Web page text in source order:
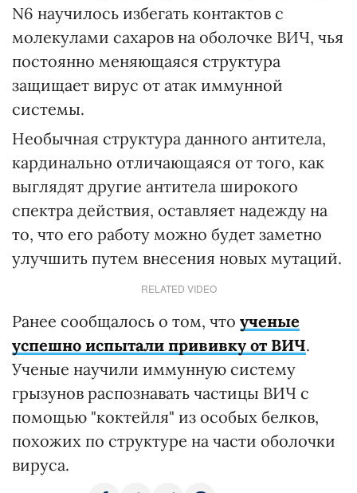
N6 научилось избегать контактов с
молекулами сахаров на оболочке ВИЧ, чья
постоянно меняющаяся структура
защищает вирус от атак иммунной
системы.
Необычная структура данного антитела,
кардинально отличающаяся от того, как
выглядят другие антитела широкого
спектра действия, оставляет надежду на
то, что его работу можно будет заметно
улучшить путем внесения новых мутаций.
RELATED VIDEO
Ранее сообщалось о том, что ученые
успешно испытали прививку от ВИЧ.
Ученые научили иммунную систему
грызунов распознавать частицы ВИЧ с
помощью "коктейля" из особых белков,
похожих по структуре на части оболочки
вируса.